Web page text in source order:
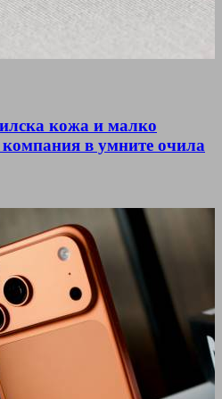
кожа и малко
компания в умните очила